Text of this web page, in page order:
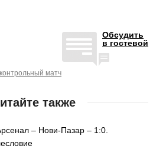
Обсудить
в гостевой
контрольный матч
также
– Нови-Пазар – 1:0.